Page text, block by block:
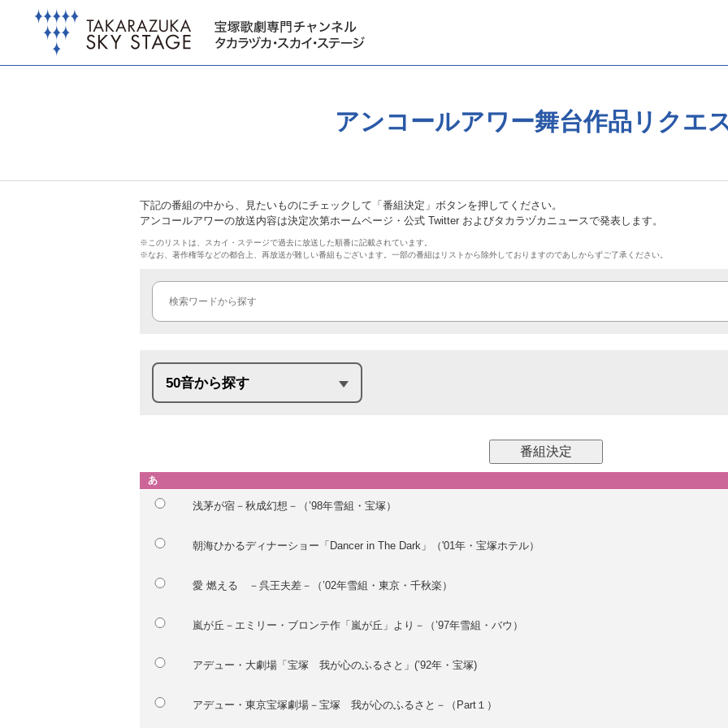
アンコールアワー舞台作品リクエ
下記の番組の中から、見たいものにチェックして「番組決定」ボタンを押してください。
アンコールアワーの放送内容は決定次第ホームページ・公式 Twitter およびタカラヅカニュースで発表します。
※このリストは、スカイ・ステージで過去に放送した順番に記載されています。
※なお、著作権等などの都合上、再放送が難しい番組もございます。一部の番組はリストから除外しておりますのであしからずご了承ください。
50音から探す
あ
浅茅が宿－秋成幻想－（’98年雪組・宝塚）
朝海ひかるディナーショー「Dancer in The Dark」（'01年・宝塚ホテル）
愛 燃える －呉王夫差－（’02年雪組・東京・千秋楽）
嵐が丘－エミリー・ブロンテ作「嵐が丘」より－（’97年雪組・バウ）
アデュー・大劇場「宝塚 我が心のふるさと」(’92年・宝塚)
アデュー・東京宝塚劇場－宝塚 我が心のふるさと－（Part１）